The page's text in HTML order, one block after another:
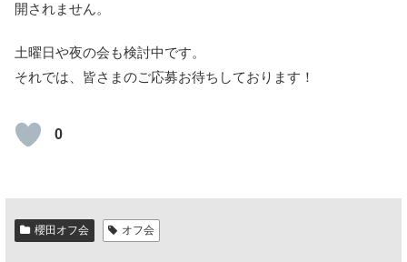
開されません。
土曜日や夜の会も検討中です。
それでは、皆さまのご応募お待ちしております！
0
櫻田オフ会 オフ会